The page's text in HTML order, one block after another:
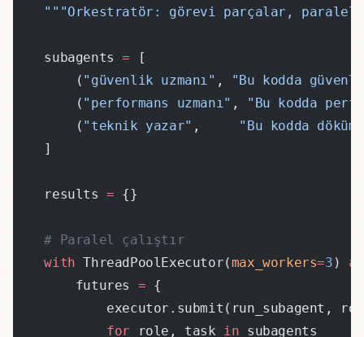
"""Orkestratör: görevi parçalar, paralel
    subagents
= [
        (
"güvenlik uzmanı" ,
"Bu kodda
        (
"performans uzmanı" ,
"Bu kodda
        (
"teknik yazar" , "Bu kodda
    ]
    results
= {}
    # Paralel çalıştır
    with
ThreadPoolExecutor(max_workers=3 ) as
        futures
= {
executor.submit(run_subagent,
            for
role, task in subagents